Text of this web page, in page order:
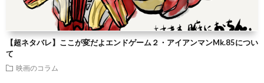
【超ネタバレ】ここが変だよエンドゲーム２・アイアンマンMk.85につい
て
映画のコラム